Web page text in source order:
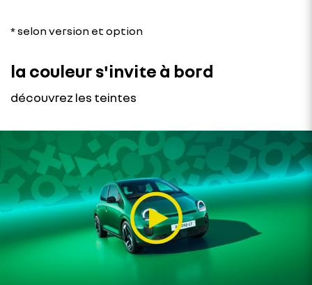
* selon version et option
la couleur s'invite à bord
découvrez les teintes